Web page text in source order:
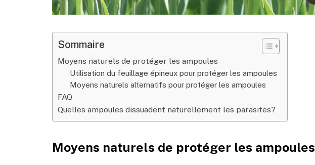
Sommaire
Moyens naturels de protéger les ampoules
Utilisation du feuillage épineux pour protéger les ampoules
Moyens naturels alternatifs pour protéger les ampoules
FAQ
Quelles ampoules dissuadent naturellement les parasites?
Moyens naturels de protéger les ampoules